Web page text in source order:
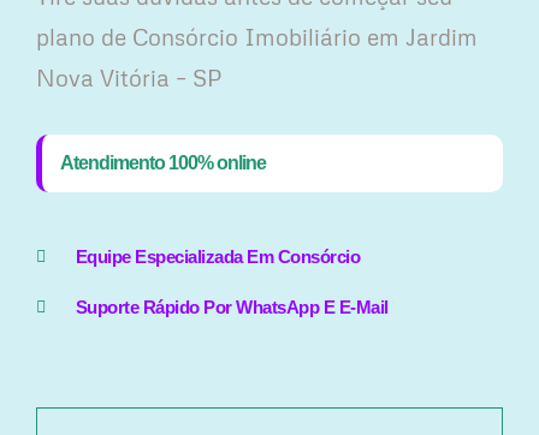
plano ​de Consórcio Imobiliário em Jardim
Nova Vitória – SP
Atendimento 100% online
Equipe Especializada Em Consórcio
Suporte Rápido Por WhatsApp E E-Mail